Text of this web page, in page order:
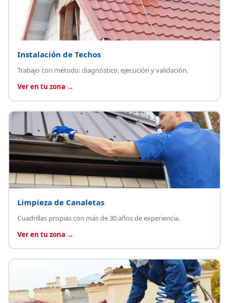
Instalación de Techos
Trabajo con método: diagnóstico, ejecución y validación.
Ver en tu zona →
Limpieza de Canaletas
Cuadrillas propias con más de 30 años de experiencia.
Ver en tu zona →